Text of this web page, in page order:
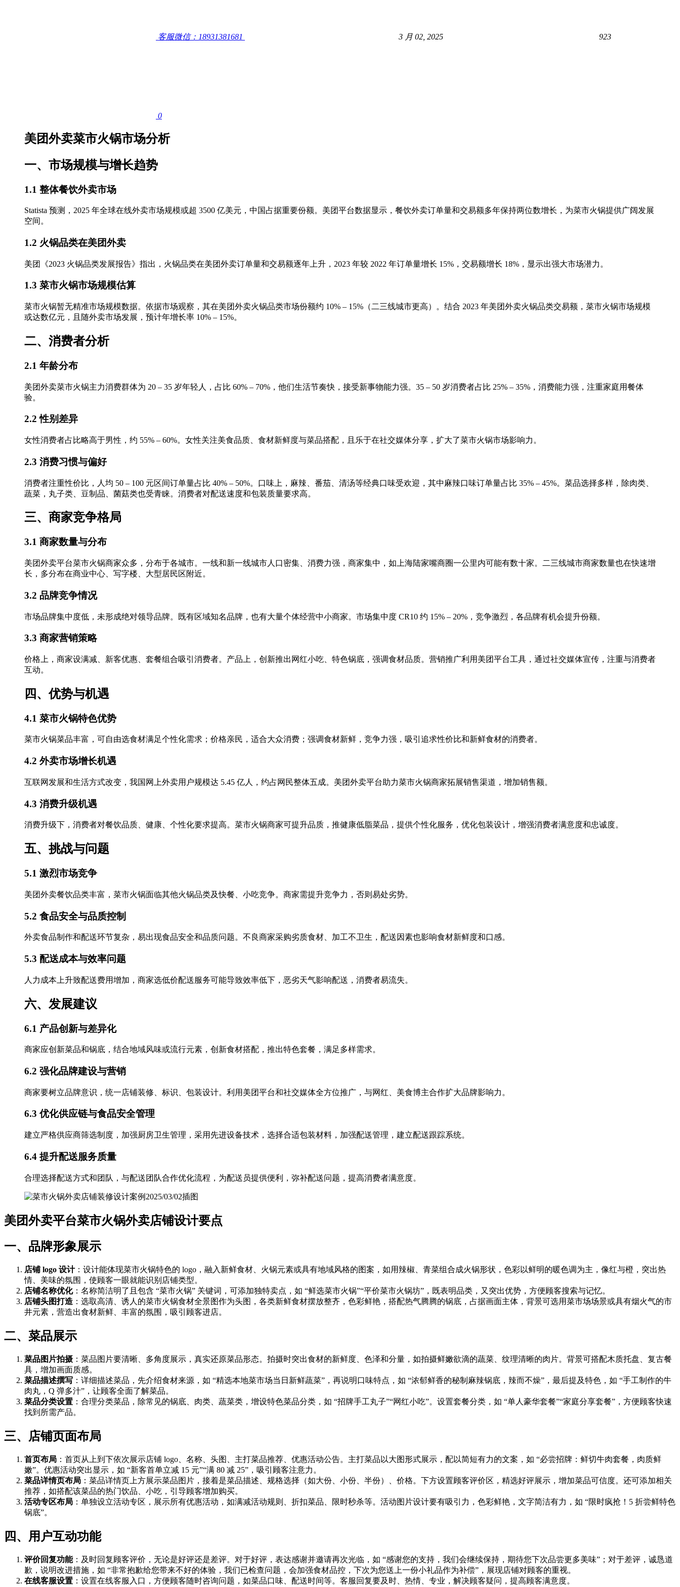
客服微信：18931381681 3 月 02, 2025 923
0
美团外卖菜市火锅市场分析
一、市场规模与增长趋势
1.1 整体餐饮外卖市场
Statista 预测，2025 年全球在线外卖市场规模或超 3500 亿美元，中国占据重要份额。美团平台数据显示，餐饮外卖订单量和交易额多年保持两位数增长，为菜市火锅提供广阔发展
空间。
1.2 火锅品类在美团外卖
美团《2023 火锅品类发展报告》指出，火锅品类在美团外卖订单量和交易额逐年上升，2023 年较 2022 年订单量增长 15%，交易额增长 18%，显示出强大市场潜力。
1.3 菜市火锅市场规模估算
菜市火锅暂无精准市场规模数据。依据市场观察，其在美团外卖火锅品类市场份额约 10% – 15%（二三线城市更高）。结合 2023 年美团外卖火锅品类交易额，菜市火锅市场规模
或达数亿元，且随外卖市场发展，预计年增长率 10% – 15%。
二、消费者分析
2.1 年龄分布
美团外卖菜市火锅主力消费群体为 20 – 35 岁年轻人，占比 60% – 70%，他们生活节奏快，接受新事物能力强。35 – 50 岁消费者占比 25% – 35%，消费能力强，注重家庭用餐体
验。
2.2 性别差异
女性消费者占比略高于男性，约 55% – 60%。女性关注美食品质、食材新鲜度与菜品搭配，且乐于在社交媒体分享，扩大了菜市火锅市场影响力。
2.3 消费习惯与偏好
消费者注重性价比，人均 50 – 100 元区间订单量占比 40% – 50%。口味上，麻辣、番茄、清汤等经典口味受欢迎，其中麻辣口味订单量占比 35% – 45%。菜品选择多样，除肉类、
蔬菜，丸子类、豆制品、菌菇类也受青睐。消费者对配送速度和包装质量要求高。
三、商家竞争格局
3.1 商家数量与分布
美团外卖平台菜市火锅商家众多，分布于各城市。一线和新一线城市人口密集、消费力强，商家集中，如上海陆家嘴商圈一公里内可能有数十家。二三线城市商家数量也在快速增
长，多分布在商业中心、写字楼、大型居民区附近。
3.2 品牌竞争情况
市场品牌集中度低，未形成绝对领导品牌。既有区域知名品牌，也有大量个体经营中小商家。市场集中度 CR10 约 15% – 20%，竞争激烈，各品牌有机会提升份额。
3.3 商家营销策略
价格上，商家设满减、新客优惠、套餐组合吸引消费者。产品上，创新推出网红小吃、特色锅底，强调食材品质。营销推广利用美团平台工具，通过社交媒体宣传，注重与消费者
互动。
四、优势与机遇
4.1 菜市火锅特色优势
菜市火锅菜品丰富，可自由选食材满足个性化需求；价格亲民，适合大众消费；强调食材新鲜，竞争力强，吸引追求性价比和新鲜食材的消费者。
4.2 外卖市场增长机遇
互联网发展和生活方式改变，我国网上外卖用户规模达 5.45 亿人，约占网民整体五成。美团外卖平台助力菜市火锅商家拓展销售渠道，增加销售额。
4.3 消费升级机遇
消费升级下，消费者对餐饮品质、健康、个性化要求提高。菜市火锅商家可提升品质，推健康低脂菜品，提供个性化服务，优化包装设计，增强消费者满意度和忠诚度。
五、挑战与问题
5.1 激烈市场竞争
美团外卖餐饮品类丰富，菜市火锅面临其他火锅品类及快餐、小吃竞争。商家需提升竞争力，否则易处劣势。
5.2 食品安全与品质控制
外卖食品制作和配送环节复杂，易出现食品安全和品质问题。不良商家采购劣质食材、加工不卫生，配送因素也影响食材新鲜度和口感。
5.3 配送成本与效率问题
人力成本上升致配送费用增加，商家选低价配送服务可能导致效率低下，恶劣天气影响配送，消费者易流失。
六、发展建议
6.1 产品创新与差异化
商家应创新菜品和锅底，结合地域风味或流行元素，创新食材搭配，推出特色套餐，满足多样需求。
6.2 强化品牌建设与营销
商家要树立品牌意识，统一店铺装修、标识、包装设计。利用美团平台和社交媒体全方位推广，与网红、美食博主合作扩大品牌影响力。
6.3 优化供应链与食品安全管理
建立严格供应商筛选制度，加强厨房卫生管理，采用先进设备技术，选择合适包装材料，加强配送管理，建立配送跟踪系统。
6.4 提升配送服务质量
合理选择配送方式和团队，与配送团队合作优化流程，为配送员提供便利，弥补配送问题，提高消费者满意度。
美团外卖平台菜市火锅外卖店铺设计要点
一、品牌形象展示
店铺 logo 设计：设计能体现菜市火锅特色的 logo，融入新鲜食材、火锅元素或具有地域风格的图案，如用辣椒、青菜组合成火锅形状，色彩以鲜明的暖色调为主，像红与橙，突出热
情、美味的氛围，使顾客一眼就能识别店铺类型。
店铺名称优化：名称简洁明了且包含 “菜市火锅” 关键词，可添加独特卖点，如 “鲜选菜市火锅”“平价菜市火锅坊”，既表明品类，又突出优势，方便顾客搜索与记忆。
店铺头图打造 ：选取高清、诱人的菜市火锅食材全景图作为头图，各类新鲜食材摆放整齐，色彩鲜艳，搭配热气腾腾的锅底，占据画面主体，背景可选用菜市场场景或具有烟火气的市
井元素，营造出食材新鲜、丰富的氛围，吸引顾客进店。
二、菜品展示
菜品图片拍摄 ：菜品图片要清晰、多角度展示，真实还原菜品形态。拍摄时突出食材的新鲜度、色泽和分量，如拍摄鲜嫩欲滴的蔬菜、纹理清晰的肉片。背景可搭配木质托盘、复古餐
具，增加画面质感。
菜品描述撰写 ：详细描述菜品，先介绍食材来源，如 “精选本地菜市场当日新鲜蔬菜”，再说明口味特点，如 “浓郁鲜香的秘制麻辣锅底，辣而不燥”，最后提及特色，如 “手工制作的牛
肉丸，Q 弹多汁”，让顾客全面了解菜品。
菜品分类设置 ：合理分类菜品，除常见的锅底、肉类、蔬菜类，增设特色菜品分类，如 “招牌手工丸子”“网红小吃”。设置套餐分类，如 “单人豪华套餐”“家庭分享套餐”，方便顾客快速
找到所需产品。
三、店铺页面布局
首页布局 ：首页从上到下依次展示店铺 logo、名称、头图、主打菜品推荐、优惠活动公告。主打菜品以大图形式展示，配以简短有力的文案，如 “必尝招牌：鲜切牛肉套餐，肉质鲜
嫩”。优惠活动突出显示，如 “新客首单立减 15 元”“满 80 减 25”，吸引顾客注意力。
菜品详情页布局 ：菜品详情页上方展示菜品图片，接着是菜品描述、规格选择（如大份、小份、半份）、价格。下方设置顾客评价区，精选好评展示，增加菜品可信度。还可添加相关
推荐，如搭配该菜品的热门饮品、小吃，引导顾客增加购买。
活动专区布局 ：单独设立活动专区，展示所有优惠活动，如满减活动规则、折扣菜品、限时秒杀等。活动图片设计要有吸引力，色彩鲜艳，文字简洁有力，如 “限时疯抢！5 折尝鲜特色
锅底”。
四、用户互动功能
评价回复功能：及时回复顾客评价，无论是好评还是差评。对于好评，表达感谢并邀请再次光临，如 “感谢您的支持，我们会继续保持，期待您下次品尝更多美味”；对于差评，诚恳道
歉，说明改进措施，如 “非常抱歉给您带来不好的体验，我们已检查问题，会加强食材品控，下次为您送上一份小礼品作为补偿”，展现店铺对顾客的重视。
在线客服设置 ：设置在线客服入口，方便顾客随时咨询问题，如菜品口味、配送时间等。客服回复要及时、热情、专业，解决顾客疑问，提高顾客满意度。